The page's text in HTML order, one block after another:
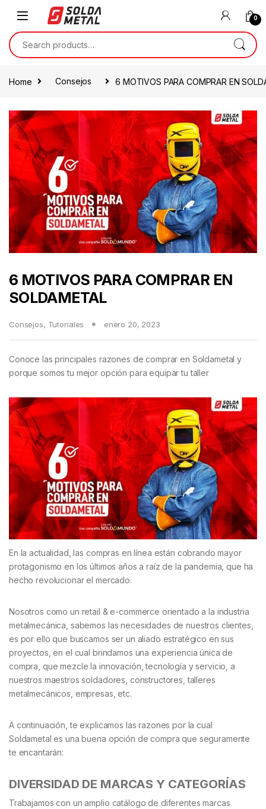
0
Home Consejos 6 MOTIVOS PARA COMPRAR EN
6 MOTIVOS PARA COMPRAR EN
SOLDAMETAL
Consejos, Tutoriales enero 20, 2023
Conoce las principales razones de comprar en Soldametal y
porque somos tu mejor opción para equipar tu taller
En la actualidad, las compras en línea están cobrando mayor
protagonismo en los últimos años a raíz de la pandemia, que ha
hecho revolucionar el mercado.
Nosotros como un retail & e-commerce orientado a la industria
metalmecánica, sabemos las necesidades de nuestros clientes,
es por ello que buscamos ser un aliado estratégico en sus
proyectos, en el cual brindamos una experiencia única de
compra, que mezcle la innovación, tecnología y servicio, a
nuestros maestros soldadores, constructores, talleres
metalmecánicos, empresas, etc.
A continuación, te explicamos las razones por la cual
Soldametal es una buena opción de compra que seguramente
te encantarán:
DIVERSIDAD DE MARCAS Y CATEGORÍAS
Trabajamos con un amplio catálogo de diferentes marcas